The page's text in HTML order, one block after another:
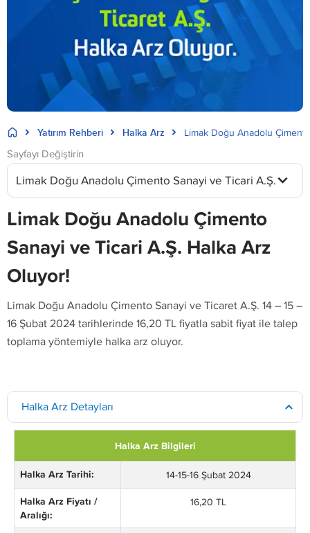
Yatırım Rehberi Halka Arz Limak Doğu Anadolu
Sayfayı Değiştirin
Limak Doğu Anadolu Çimento Sanayi ve Ticari A.Ş.
Limak Doğu Anadolu Çimento
Sanayi ve Ticari A.Ş. Halka Arz
Oluyor!
Limak Doğu Anadolu Çimento Sanayi ve Ticaret A.Ş. 14 – 15 –
16 Şubat 2024 tarihlerinde 16,20 TL fiyatla sabit fiyat ile talep
toplama yöntemiyle halka arz oluyor.
Halka Arz Detayları
Halka Arz Bilgileri
Halka Arz Tarihi:
14-15-16 Şubat 2024
Halka Arz Fiyatı /
Aralığı:
16,20 TL